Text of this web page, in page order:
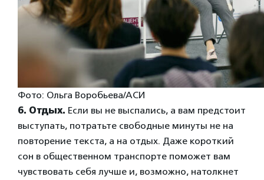
Фото: Ольга Воробьева/АСИ
6. Отдых. Если вы не выспались, а вам предстоит
выступать, потратьте свободные минуты не на
повторение текста, а на отдых. Даже короткий
сон в общественном транспорте поможет вам
чувствовать себя лучше и, возможно, натолкнет